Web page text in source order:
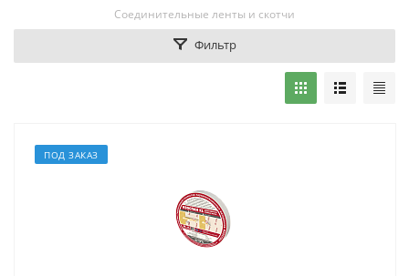
Соединительные ленты и скотчи
Фильтр
ПОД ЗАКАЗ